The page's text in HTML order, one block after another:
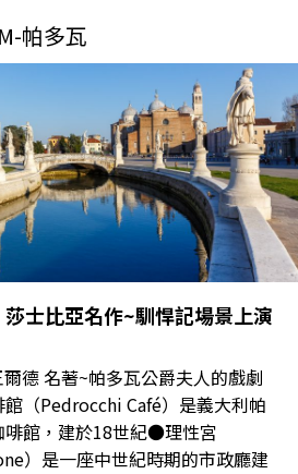
帕多瓦
莎士比亞名作~馴悍記場景上演
德 名著~帕多瓦公爵夫人的戲劇
（Pedrocchi Café）是義大利帕
啡館，建於18世紀●理性宮
）是一座中世紀時期的市政廳建